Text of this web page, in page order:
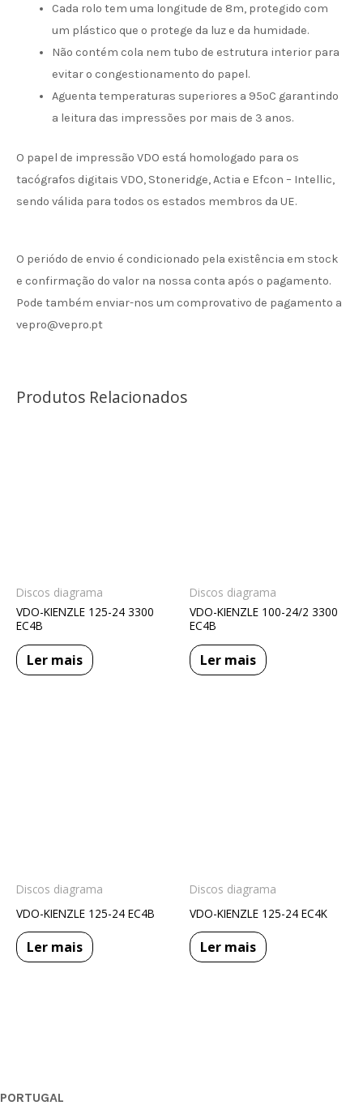
Cada rolo tem uma longitude de 8m, protegido com
um plástico que o protege da luz e da humidade.
Não contém cola nem tubo de estrutura interior para
evitar o congestionamento do papel.
Aguenta temperaturas superiores a 95ºC garantindo
a leitura das impressões por mais de 3 anos.​
O papel de impressão VDO está homologado para os
tacógrafos digitais VDO, Stoneridge, Actia e Efcon – Intellic,
sendo válida para todos os estados membros da UE.
O periódo de envio é condicionado pela existência em stock
e confirmação do valor na nossa conta após o pagamento.
Pode também enviar-nos um comprovativo de pagamento a
vepro@vepro.pt
Produtos Relacionados
Discos diagrama
VDO-KIENZLE 125-24 3300
EC4B
Ler mais
Discos diagrama
VDO-KIENZLE 100-24/2 3300
EC4B
Ler mais
Discos diagrama
VDO-KIENZLE 125-24 EC4B
Ler mais
Discos diagrama
VDO-KIENZLE 125-24 EC4K
Ler mais
PORTUGAL